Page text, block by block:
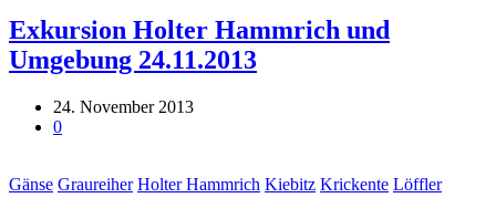
Exkursion Holter Hammrich und
Umgebung 24.11.2013
24. November 2013
0
Gänse Graureiher Holter Hammrich Kiebitz Krickente Löffler